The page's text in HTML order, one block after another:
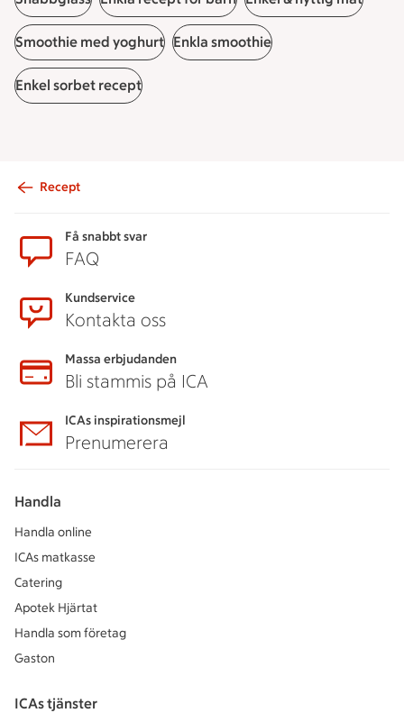
Smoothie med yoghurt Enkla smoothie
Enkel sorbet recept
Recept
Få snabbt svar
FAQ
Kundservice
Kontakta oss
Massa erbjudanden
Bli stammis på ICA
ICAs inspirationsmejl
Prenumerera
Handla
Handla online
ICAs matkasse
Catering
Apotek Hjärtat
Handla som företag
Gaston
ICAs tjänster